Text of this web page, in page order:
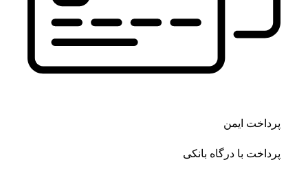
پرداخت ایمن
پرداخت با درگاه بانکی